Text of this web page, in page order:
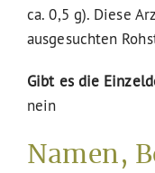
ca. 0,5 g). Diese
ausgesuchten
Gibt es die
nein
Namen,